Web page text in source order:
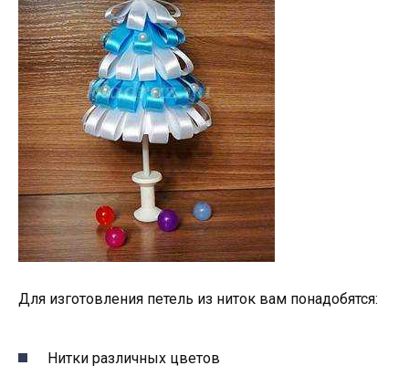
Для изготовления петель из ниток вам понадобятся:
Нитки различных цветов